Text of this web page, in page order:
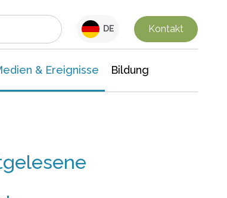
DE Kontakt
& Ereignisse Bildung